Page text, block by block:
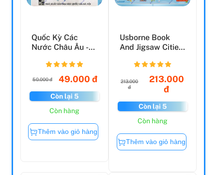
Quốc Kỳ Các
Nước Châu Âu -
Minh
50.000 đ 49.000 đ
Còn lại 5
Còn hàng
Thêm vào giỏ hàng
Usborne Book
And Jigsaw Cities
213.000
đ
213.000
đ
Còn lại 5
Còn hàng
Thêm vào giỏ hàng